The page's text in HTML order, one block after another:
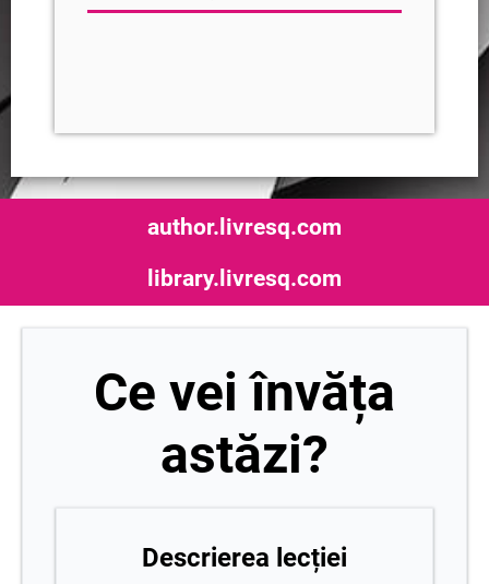
author.livresq.com
library.livresq.com
Ce vei învăța
astăzi?
Descrierea lecției